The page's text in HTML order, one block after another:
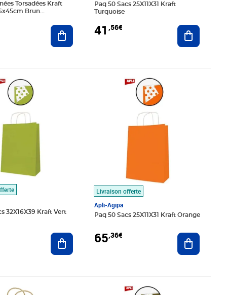
Torsadées Kraft
Brun
Ajouter au panier
Paq 50 Sacs 25X11X31 Kraft
Turquoise
41 ,56€ Ajouter
32X16X39 Kraft Vert
Ajouter au panier
Livraison offerte
Apli-Agipa
Paq 50 Sacs 25X11X31 Kraft Orange
65,36€
Prix 65,36€
Ajouter
Prix 100,17€